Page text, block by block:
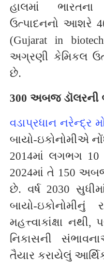
હાલમાં ભારતના
ઉત્પાદનનો આશરે
(Gujarat in
અગ્રણી કેમિકલ
છે.
300 અબજ ડૉલરની
વડાપ્રધાન નરેન્દ્ર
બાયો-ઇકોનોમીએ
2014માં લગભગ
2024માં તે 150
છે. વર્ષ 2030
બાયો-ઇકોનોમીનું
મહત્ત્વાકાંક્ષા
નિકાસની
તૈયાર કરાયેલું